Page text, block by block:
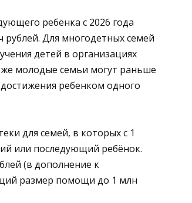
ребёнка с 2026 года
Для многодетных семей
детей в организациях
молодые семьи могут раньше
ребенком одного
для семей, в которых с 1
или последующий ребёнок.
(в дополнение к
размер помощи до 1 млн